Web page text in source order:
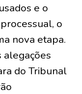
e o
o
nova etapa.
alegações
do Tribunal